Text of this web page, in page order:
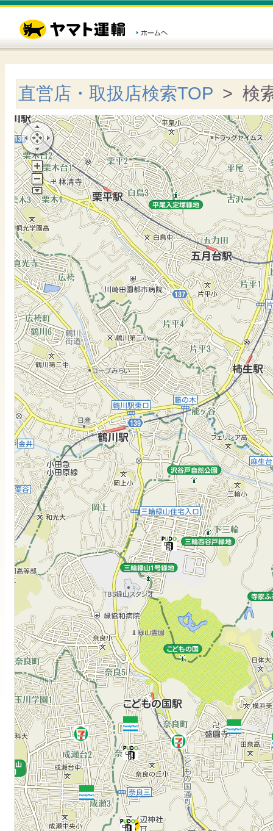
直営店・取扱店検索TOP > 検